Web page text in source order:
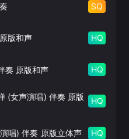
SQ
版和声 HQ
奏 原版和声 HQ
声演唱) 伴奏 原版
HQ
唱) 伴奏 原版立体声 HQ